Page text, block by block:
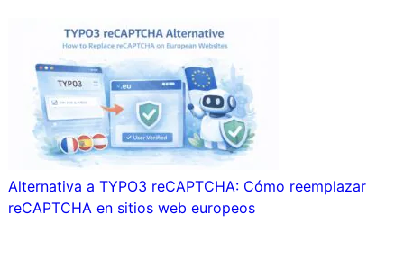
Alternativa a TYPO3 reCAPTCHA: Cómo reemplazar
reCAPTCHA en sitios web europeos